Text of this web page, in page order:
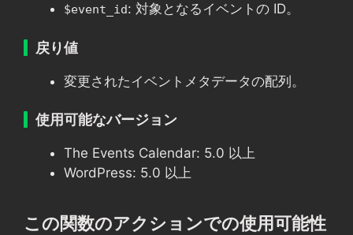
$event_id: 対象となるイベントの ID。
戻り値
変更されたイベントメタデータの配列。
使用可能なバージョン
The Events Calendar: 5.0 以上
WordPress: 5.0 以上
この関数のアクションでの使用可能性